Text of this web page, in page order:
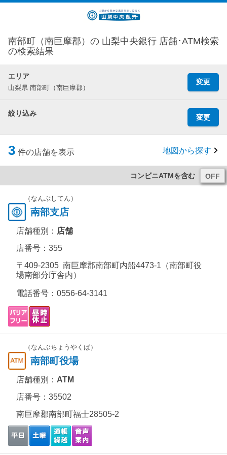
南部町（南巨摩郡）の 山梨中央銀行 店舗･ATM検索
の検索結果
エリア
山梨県 南部町（南巨摩郡）
変更
絞り込み 変更
3 件の店舗を表示 地図から探す
コンビニATMを含む
（なんぶしてん）
南部支店
店舗種別： 店舗
店番号：355
〒409-2305 南巨摩郡南部町内船4473-1（南部町役
場南部分庁舎内）
電話番号： 0556-64-3141
（なんぶちょうやくば）
南部町役場
店舗種別： ATM
店番号：35502
南巨摩郡南部町福士28505-2